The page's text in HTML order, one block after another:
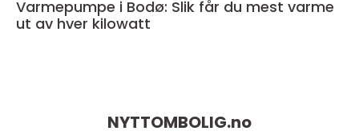
Varmepumpe i Bodø: Slik får du mest varme
ut av hver kilowatt
NYTTOMBOLIG.no